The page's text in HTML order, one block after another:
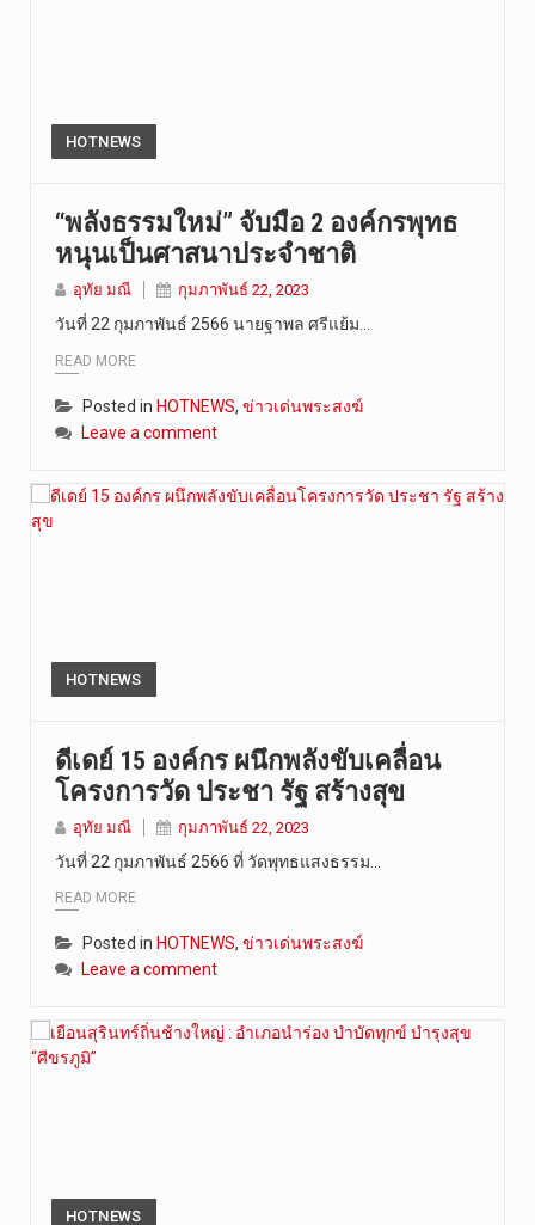
HOTNEWS
“พลังธรรมใหม่” จับมือ 2 องค์กรพุทธ
หนุนเป็นศาสนาประจำชาติ
อุทัย มณี กุมภาพันธ์ 22, 2023
วันที่ 22 กุมภาพันธ์ 2566 นายฐาพล ศรีแย้ม…
READ MORE
Posted in HOTNEWS, ข่าวเด่นพระสงฆ์
Leave a comment
HOTNEWS
ดีเดย์ 15 องค์กร ผนึกพลังขับเคลื่อน
โครงการวัด ประชา รัฐ สร้างสุข
อุทัย มณี กุมภาพันธ์ 22, 2023
วันที่ 22 กุมภาพันธ์ 2566 ที่ วัดพุทธแสงธรรม…
READ MORE
Posted in HOTNEWS, ข่าวเด่นพระสงฆ์
Leave a comment
HOTNEWS